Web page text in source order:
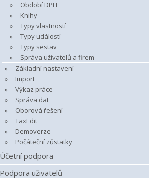
Období DPH
Knihy
Typy vlastností
Typy událostí
Typy sestav
Správa uživatelů a firem
Základní nastavení
Import
Výkaz práce
Správa dat
Oborová řešení
TaxEdit
Demoverze
Počáteční zůstatky
Účetní podpora
Podpora uživatelů